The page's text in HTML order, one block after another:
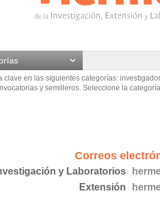
clave en las siguientes categorías:
y semilleros. Seleccione la
Correos
y Laboratorios
Extensión